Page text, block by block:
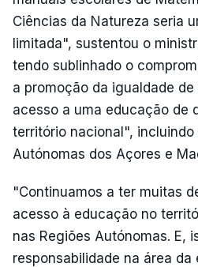
Ciências da Natureza seria
limitada", sustentou o
tendo sublinhado o
a promoção da igualdade
acesso a uma educação de
território nacional", incluindo
Autónomas dos Açores e
"Continuamos a ter muitas
acesso à educação no
nas Regiões Autónomas. E,
responsabilidade na área